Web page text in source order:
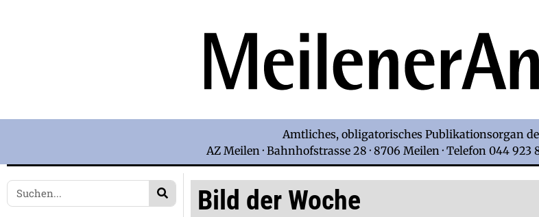
Amtliches, obligatorisches Publikationsorgan
AZ Meilen · Bahnhofstrasse 28 · 8706 Meilen · Telefon 044
Bild der Woche